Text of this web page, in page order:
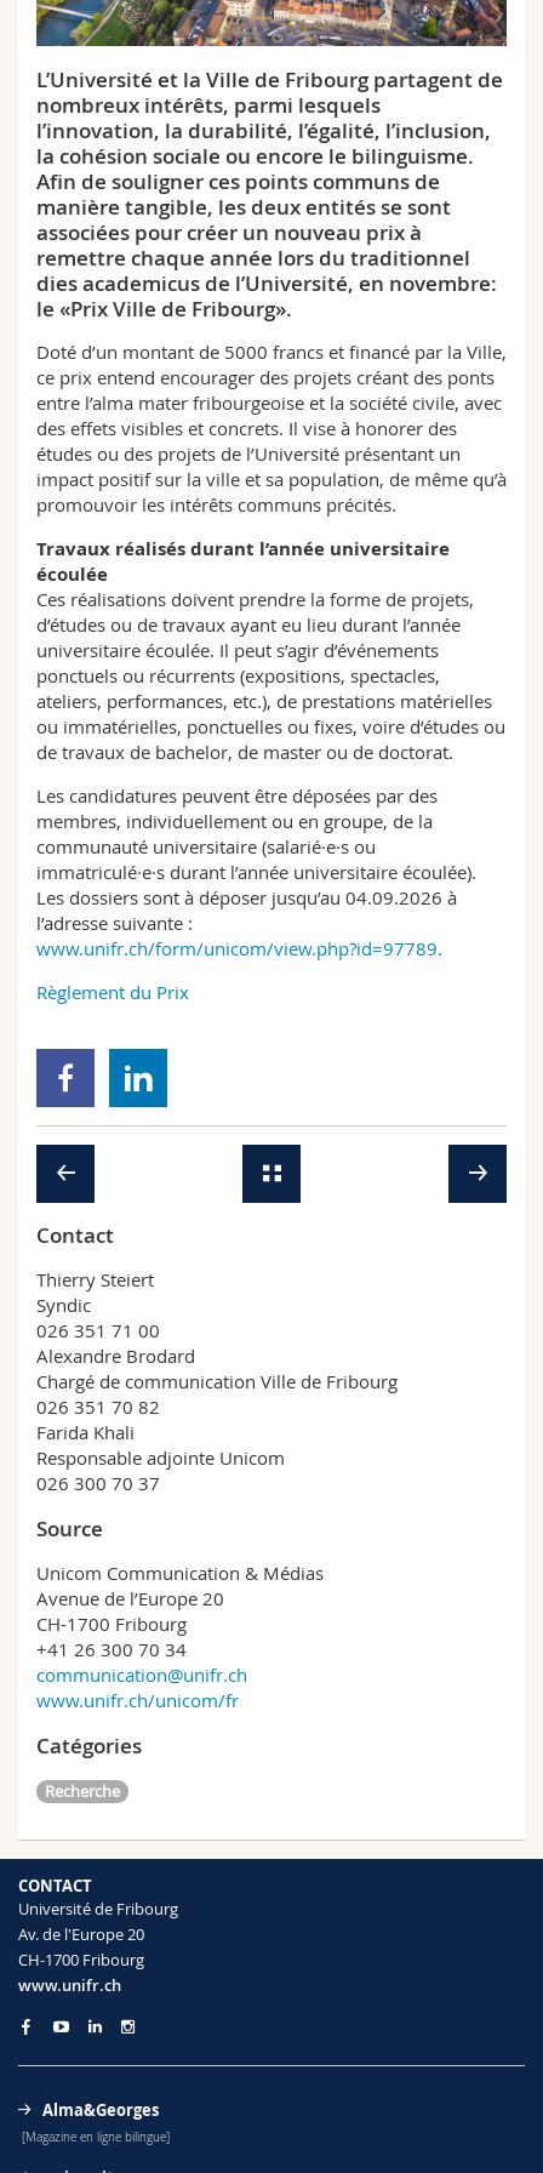
Sciences et médecine
Interfacultaire
Collaborateurs
Doctorants
Webmail
Programme des cours
MyUnifr
L’Université et la Ville de Fribourg partagent de
nombreux intérêts, parmi lesquels
l’innovation, la durabilité, l’égalité, l’inclusion,
la cohésion sociale ou encore le bilinguisme.
Afin de souligner ces points communs de
manière tangible, les deux entités se sont
associées pour créer un nouveau prix à
remettre chaque année lors du traditionnel
dies academicus de l’Université, en novembre:
le «Prix Ville de Fribourg».
Doté d’un montant de 5000 francs et financé par la Ville,
ce prix entend encourager des projets créant des ponts
entre l’alma mater fribourgeoise et la société civile, avec
des effets visibles et concrets. Il vise à honorer des
études ou des projets de l’Université présentant un
impact positif sur la ville et sa population, de même qu’à
promouvoir les intérêts communs précités.
Travaux réalisés durant l’année universitaire
écoulée
Ces réalisations doivent prendre la forme de projets,
d’études ou de travaux ayant eu lieu durant l’année
universitaire écoulée. Il peut s’agir d’événements
ponctuels ou récurrents (expositions, spectacles,
ateliers, performances, etc.), de prestations matérielles
ou immatérielles, ponctuelles ou fixes, voire d’études ou
de travaux de bachelor, de master ou de doctorat.
Les candidatures peuvent être déposées par des
membres, individuellement ou en groupe, de la
communauté universitaire (salarié·e·s ou
immatriculé·e·s durant l’année universitaire écoulée).
Les dossiers sont à déposer jusqu’au 04.09.2026 à
l’adresse suivante :
www.unifr.ch/form/unicom/view.php?id=97789.
Règlement du Prix
Contact
Thierry Steiert
Syndic
026 351 71 00
Alexandre Brodard
Chargé de communication Ville de Fribourg
026 351 70 82
Farida Khali
Responsable adjointe Unicom
026 300 70 37
Source
Unicom Communication & Médias
Avenue de l’Europe 20
CH-1700 Fribourg
+41 26 300 70 34
communication@unifr.ch
www.unifr.ch/unicom/fr
Catégories
Recherche
CONTACT
Université de Fribourg
Av. de l'Europe 20
CH-1700 Fribourg
www.unifr.ch
Alma&Georges
[Magazine en ligne bilingue]